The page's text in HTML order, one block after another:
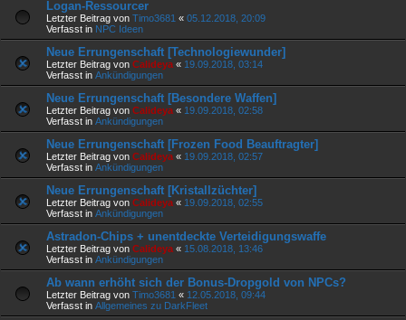
Logan-Ressourcer
Letzter Beitrag von Timo3681 « 05.12.2018, 20:09
Verfasst in NPC Ideen
Neue Errungenschaft [Technologiewunder]
Letzter Beitrag von Calideya « 19.09.2018, 03:14
Verfasst in Ankündigungen
Neue Errungenschaft [Besondere Waffen]
Letzter Beitrag von Calideya « 19.09.2018, 02:58
Verfasst in Ankündigungen
Neue Errungenschaft [Frozen Food Beauftragter]
Letzter Beitrag von Calideya « 19.09.2018, 02:57
Verfasst in Ankündigungen
Neue Errungenschaft [Kristallzüchter]
Letzter Beitrag von Calideya « 19.09.2018, 02:55
Verfasst in Ankündigungen
Astradon-Chips + unentdeckte Verteidigungswaffe
Letzter Beitrag von Calideya « 15.08.2018, 13:46
Verfasst in Ankündigungen
Ab wann erhöht sich der Bonus-Dropgold von NPCs?
Letzter Beitrag von Timo3681 « 12.05.2018, 09:44
Verfasst in Allgemeines zu DarkFleet